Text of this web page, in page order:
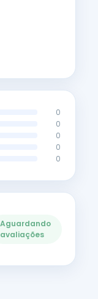
0
0
0
0
0
Aguardando
avaliações